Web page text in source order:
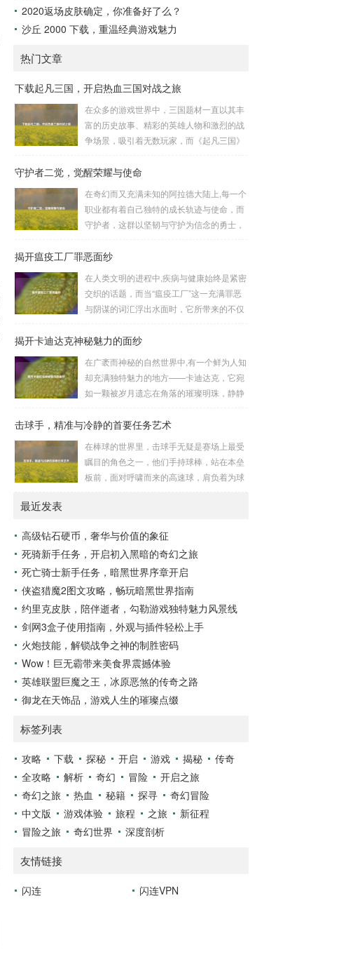
2020返场皮肤确定，你准备好了么？
沙丘 2000 下载，重温经典游戏魅力
热门文章
下载起凡三国，开启热血三国对战之旅
在众多的游戏世界中，三国题材一直以其丰
富的历史故事、精彩的英雄人物和激烈的战
争场景，吸引着无数玩家，而《起凡三国》
氛围，成为了许多三国游戏爱好者的心头
三国下载,开启一段热血的三国对战之旅。
《起凡三国》为玩家们构建了一个充满激情
与挑战的三国战场，你可以化身为三国时期
的诸葛亮、忠义双全的关羽等，率领自己的
军队在战场上冲锋陷阵、排兵布阵，游戏中
的每一场战斗都充满了变...
守护者二觉，觉醒荣耀与使命
在奇幻而又充满未知的阿拉德大陆上,每一个
职业都有着自己独特的成长轨迹与使命，而
守护者，这群以坚韧与守护为信念的勇士，
至关重要的二次觉醒，绽放出了更为耀眼的
起，便肩负着守护的重任，他们身躯魁梧，
手持巨盾，宛如一道不可逾越的城墙，为队
友们遮风挡雨，抵御着来自各方的邪恶势
意志，在一次次战斗中积累着经验，不断成
长，无论是在阴森恐怖的地下墓穴，还是在
战火纷飞的前线战场，守...
揭开瘟疫工厂罪恶面纱
在人类文明的进程中,疾病与健康始终是紧密
交织的话题，而当“瘟疫工厂”这一充满罪恶
与阴谋的词汇浮出水面时，它所带来的不仅
知和国际秩序的严重挑战。 “瘟疫工厂”并非
的势力为了实现其不可告人的目的，秘密设
立的进行生物武器研发和试验的地方，这些
所谓的“工厂”，披着科学研究的外衣，实则
看,生物武器的使用曾经给人类带来过惨痛的
教训，在战争时期，某些国家就曾利用细
菌、病毒...
揭开卡迪达克神秘魅力的面纱
在广袤而神秘的自然世界中,有一个鲜为人知
却充满独特魅力的地方——卡迪达克，它宛
如一颗被岁月遗忘在角落的璀璨明珠，静静
索者去揭开它那神秘的面纱。 卡迪达克位于
貌，高耸入云的山脉连绵起伏，像是大自然
用巨手堆砌而成的巍峨屏障，山峰上终年积
雪不化，在阳光的照耀下闪耀着刺眼的银
树木种类繁多，高大的乔木遮天蔽日，阳光
只能透过枝叶的缝隙...
击球手，精准与冷静的首要任务艺术
在棒球的世界里，击球手无疑是赛场上最受
瞩目的角色之一，他们手持球棒，站在本垒
板前，面对呼啸而来的高速球，肩负着为球
心技能，棒球比赛中，投手投出的球速度、
轨迹各不相同，有快速直球、变化莫测的曲
线球，还有刁钻的滑球，击球手需要在极短
的时间内，准确判断球的速度、方向和落
击球手具备出色的视力和反应能力,更需要大
量的训练来培养对球...
最近发表
高级钻石硬币，奢华与价值的象征
死骑新手任务，开启初入黑暗的奇幻之旅
死亡骑士新手任务，暗黑世界序章开启
侠盗猎魔2图文攻略，畅玩暗黑世界指南
约里克皮肤，陪伴逝者，勾勒游戏独特魅力风景线
剑网3盒子使用指南，外观与插件轻松上手
火炮技能，解锁战争之神的制胜密码
Wow！巨无霸带来美食界震撼体验
英雄联盟巨魔之王，冰原恶煞的传奇之路
御龙在天饰品，游戏人生的璀璨点缀
标签列表
攻略 下载 探秘 开启 游戏 揭秘
传奇
全攻略
解析 奇幻 冒险
开启之旅
奇幻之旅
热血 秘籍 探寻
奇幻冒险
中文版
游戏体验 旅程 之旅
新征程
冒险之旅
奇幻世界 深度剖析
友情链接
闪连 闪连VPN